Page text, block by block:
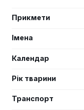
Прикмети
Імена
Календар
Рік тварини
Транспорт